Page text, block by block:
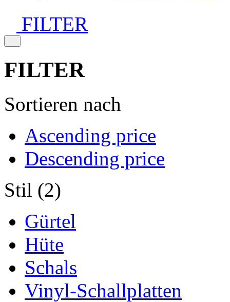
FILTER
FILTER
Sortieren nach
Ascending price
Descending price
Stil (2)
Gürtel
Hüte
Schals
Vinyl-Schallplatten